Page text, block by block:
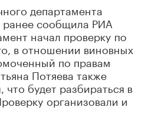
департамента
ранее сообщила РИА
начал проверку по
в отношении виновных
по правам
Потяева также
будет разбираться в
организовали и